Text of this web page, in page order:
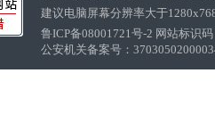
建议电脑屏幕分辨率大于
鲁ICP备08001721号-2 网站标识
公安机关备案号：